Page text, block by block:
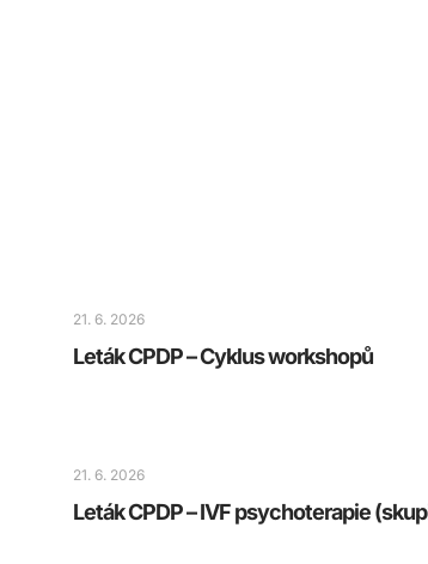
21. 6. 2026
Leták CPDP – Cyklus workshopů
21. 6. 2026
Leták CPDP – IVF psychoterapie